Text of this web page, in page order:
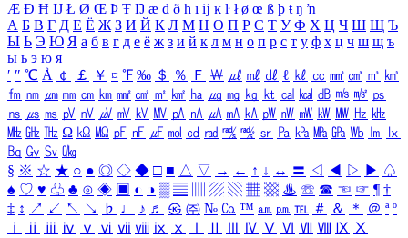
Æ Ð Ħ Ĳ Ł Ø Œ Þ Ŧ Ŋ æ đ ð ħ ı ĳ ĸ ŀ ł ø œ ß þ ŧ ŋ ŉ
А Б В Г Д Е Ё Ж З И Й К Л М Н О П Р С Т У Ф Х Ц Ч Ш Щ Ъ
Ы Ь Э Ю Я а б в г д е ё ж з и й к л м н о п р с т у ф х ц ч ш щ ъ
ы ь э ю я
′ ″ ℃ Å ￠ ￡ ￥ ¤ ℉ ‰ ＄ ％ Ｆ ￦ ㎕ ㎖ ㎗ ℓ ㎘ ㏄ ㎣ ㎤ ㎥ ㎦
㎙ ㎚ ㎛ ㎜ ㎝ ㎞ ㎟ ㎠ ㎡ ㎢ ㏊ ㎍ ㎎ ㎏ ㏏ ㎈ ㎉ ㏈ ㎧ ㎨ ㎰
㎱ ㎲ ㎳ ㎴ ㎵ ㎶ ㎷ ㎸ ㎹ ㎀ ㎁ ㎂ ㎃ ㎄ ㎺ ㎻ ㎽ ㎾ ㎿ ㎐ ㎑
㎒ ㎓ ㎔ Ω ㏀ ㏁ ㎊ ㎋ ㎌ ㏖ ㏅ ㎭ ㎮ ㎯ ㏛ ㎩ ㎪ ㎫ ㎬ ㏝ ㏐
㏓
㏃ ㏉ ㏜ ㏆
§ ※ ☆ ★ ○ ● ◎ ◇ ◆ □ ■ △ ▽ → ← ↑ ↓ ↔ 〓 ◁ ◀ ▷ ▶ ♤
♠ ♡ ♥ ♧ ♣ ⊙ ◈ ▣ ◐ ◑ ▒ ▤ ▨ ▧ ▦ ▩ ♨ ☏ ☎ ☜ ☞ ¶ †
‡ ↕ ↗ ↙ ↖ ↘ ♭ ♩ ♪ ♬ ㉿ ㈜ № ㏇ ™ ㏂ ㏘ ℡ ＃ ＆ ＊ ＠ ª º
ⅰ
ⅱ ⅲ ⅳ ⅴ ⅵ ⅶ ⅷ ⅸ ⅹ Ⅳ Ⅴ Ⅵ Ⅶ Ⅷ Ⅸ Ⅹ